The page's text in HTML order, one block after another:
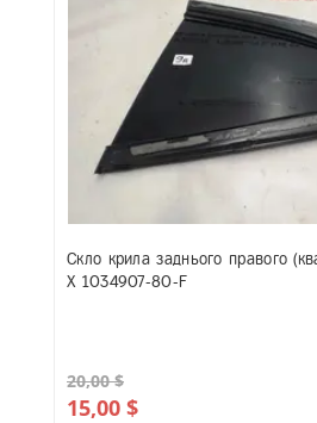
Скло крила заднього правого
X 1034907-80-F
20,00 $
15,00 $